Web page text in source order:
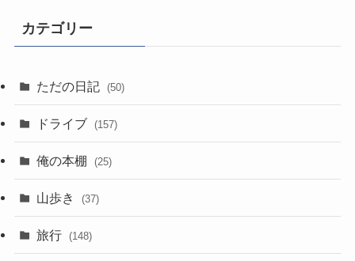
カテゴリー
ただの日記 (50)
ドライブ (157)
俺の本棚 (25)
山歩き (37)
旅行 (148)